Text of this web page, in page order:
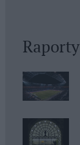
Raporty